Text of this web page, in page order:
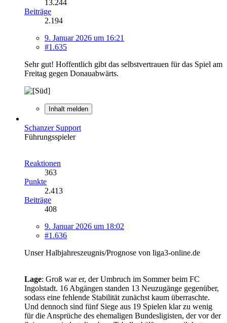
13.244
Beiträge
2.194
9. Januar 2026 um 16:21
#1.635
Sehr gut! Hoffentlich gibt das selbstvertrauen für das Spiel am
Freitag gegen Donauabwärts.
Inhalt melden
Schanzer Support
Führungsspieler
Reaktionen
363
Punkte
2.413
Beiträge
408
9. Januar 2026 um 18:02
#1.636
Unser Halbjahreszeugnis/Prognose von liga3-online.de
Lage: Groß war er, der Umbruch im Sommer beim FC
Ingolstadt. 16 Abgängen standen 13 Neuzugänge gegenüber,
sodass eine fehlende Stabilität zunächst kaum überraschte.
Und dennoch sind fünf Siege aus 19 Spielen klar zu wenig
für die Ansprüche des ehemaligen Bundesligisten, der vor der